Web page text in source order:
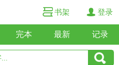
书架 登录
完本 最新 记录